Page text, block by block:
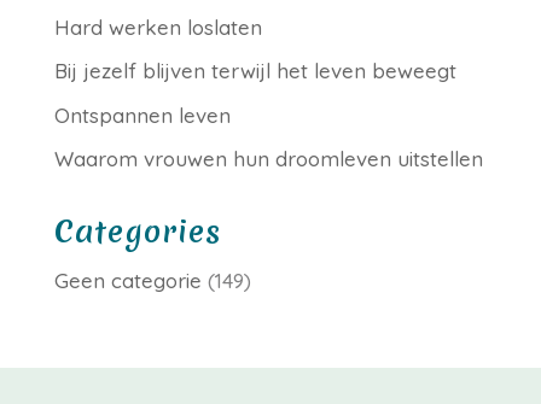
Hard werken loslaten
Bij jezelf blijven terwijl het leven beweegt
Ontspannen leven
Waarom vrouwen hun droomleven uitstellen
Categories
Geen categorie (149)